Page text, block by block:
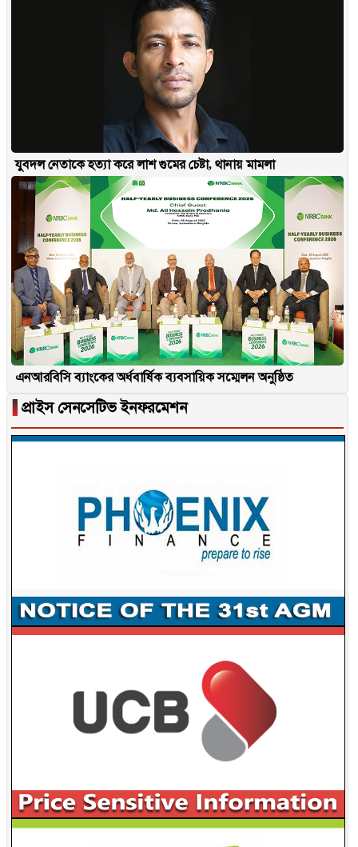
যুবদল নেতাকে হত্যা করে লাশ গুমের চেষ্টা, থানায় মামলা
এনআরবিসি ব্যাংকের অর্ধবার্ষিক ব্যবসায়িক সম্মেলন অনুষ্ঠিত
▐ প্রাইস সেনসেটিভ ইনফরমেশন